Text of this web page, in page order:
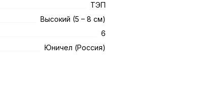
ТЭП
Высокий (5 – 8 см)
6
Юничел (Россия)